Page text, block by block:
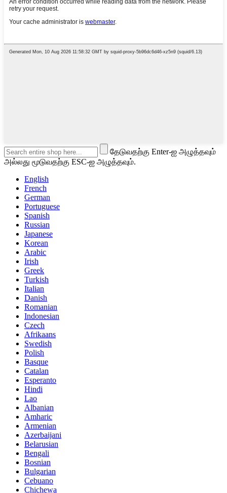
தேடுவதற்கு Enter-ஐ அழுத்தவும்
அல்லது மூடுவதற்கு ESC-ஐ அழுத்தவும்.
English
French
German
Portuguese
Spanish
Russian
Japanese
Korean
Arabic
Irish
Greek
Turkish
Italian
Danish
Romanian
Indonesian
Czech
Afrikaans
Swedish
Polish
Basque
Catalan
Esperanto
Hindi
Lao
Albanian
Amharic
Armenian
Azerbaijani
Belarusian
Bengali
Bosnian
Bulgarian
Cebuano
Chichewa